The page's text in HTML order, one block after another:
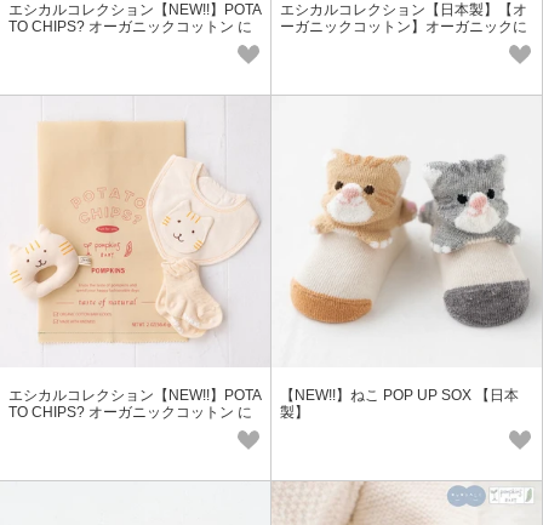
エシカルコレクション【NEW!!】POTA
TO CHIPS? オーガニックコットン に
エシカルコレクション【日本製】【オ
ーガニックコットン】オーガニックに
エシカルコレクション【NEW!!】POTA
TO CHIPS? オーガニックコットン に
【NEW!!】ねこ POP UP SOX 【日本
製】